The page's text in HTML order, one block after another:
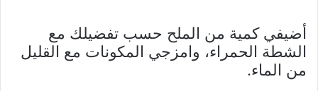
أضيفي كمية من الملح حسب تفضيلك مع
الشطة الحمراء، وامزجي المكونات مع القليل
من الماء.